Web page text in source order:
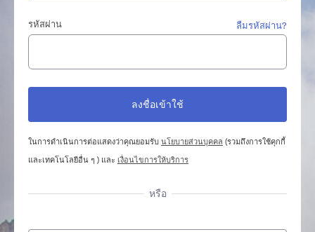
รหัสผ่าน ลืมรหัสผ่าน?
ในการดำเนินการต่อแสดงว่าคุณยอมรับนโยบายส่วนบุคคล (รวมถึงการใช้คุกกี้
และเทคโนโลยีอื่น ๆ ) และ เงื่อนไขการให้บริการ
หรือ